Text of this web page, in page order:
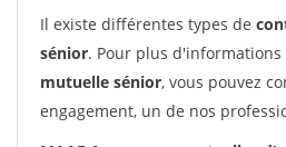
Il existe différentes types de
sénior. Pour plus
mutuelle sénior, vous pouvez
engagement, un de nos